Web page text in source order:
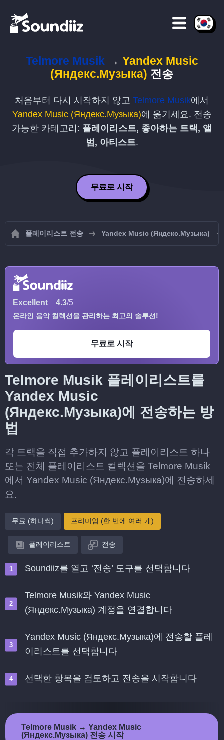
Telmore Musik → Yandex Music
(Яндекс.Музыка) 전송
처음부터 다시 시작하지 않고 Telmore Musik에서
Yandex Music (Яндекс.Музыка)에 옮기세요. 전송
가능한 카테고리: 플레이리스트, 좋아하는 트랙, 앨
범, 아티스트.
무료로 시작
플레이리스트 전송 Yandex Music (Яндекс.Музыка)
Excellent 4.3/5
온라인 음악 컬렉션을 관리하는 최고의 솔루션!
무료로 시작
Telmore Musik 플레이리스트를
Yandex Music
(Яндекс.Музыка)에 전송하는 방
법
각 트랙을 직접 추가하지 않고 플레이리스트 하나
또는 전체 플레이리스트 컬렉션을 Telmore Musik
에서 Yandex Music (Яндекс.Музыка)에 전송하세
요.
무료 (하나씩) 프리미엄 (한 번에 여러 개)
플레이리스트 전송
Soundiiz를 열고 ‘전송’ 도구를 선택합니다
Telmore Musik와 Yandex Music
(Яндекс.Музыка) 계정을 연결합니다
Yandex Music (Яндекс.Музыка)에 전송할 플레
이리스트를 선택합니다
선택한 항목을 검토하고 전송을 시작합니다
Telmore Musik → Yandex Music
(Яндекс.Музыка) 전송 시작